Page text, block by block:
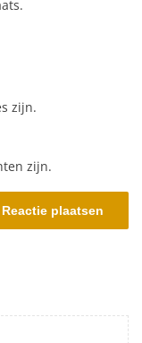
zijn.
zijn.